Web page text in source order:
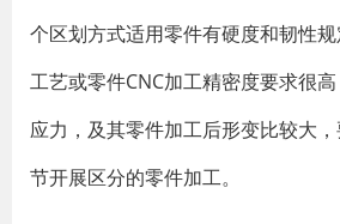
个区划方式适用零件有硬度和韧性
工艺或零件CNC加工精密度要求很
应力，及其零件加工后形变比较大
节开展区分的零件加工。